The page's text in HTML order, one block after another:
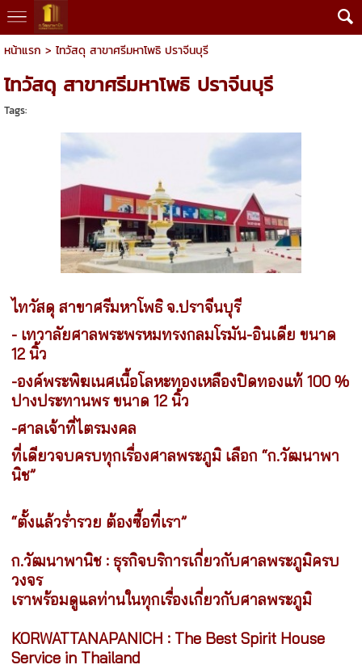
หน้าแรก > ไทวัสดุ สาขาศรีมหาโพธิ ปราจีนบุรี
ไทวัสดุ สาขาศรีมหาโพธิ ปราจีนบุรี
Tags:
ไทวัสดุ สาขาศรีมหาโพธิ จ.ปราจีนบุรี
- เทวาลัยศาลพระพรหมทรงกลมโรมัน-อินเดีย ขนาด
12 นิ้ว
-องค์พระพิฆเนศเนื้อโลหะทองเหลืองปิดทองแท้ 100 %
ปางประทานพร ขนาด 12 นิ้ว
-ศาลเจ้าที่ไตรมงคล
ที่เดียวจบครบทุกเรื่องศาลพระภูมิ เลือก “ก.วัฒนาพา
นิช”
“ตั้งแล้วร่ำรวย ต้องซื้อที่เรา”
ก.วัฒนาพานิช : ธุรกิจบริการเกี่ยวกับศาลพระภูมิครบ
วงจร
เราพร้อมดูแลท่านในทุกเรื่องเกี่ยวกับศาลพระภูมิ
KORWATTANAPANICH : The Best Spirit House
Service in Thailand